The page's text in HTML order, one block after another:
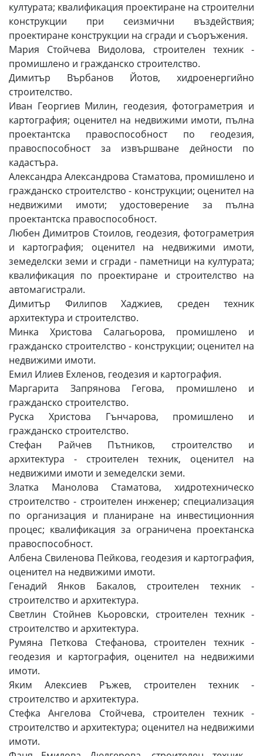
културата; квалификация проектиране на строителни
конструкции при сеизмични въздействия;
проектиране конструкции на сгради и съоръжения.
Мария Стойчева Видолова, строителен техник -
промишлено и гражданско строителство.
Димитър Върбанов Йотов, хидроенергийно
строителство.
Иван Георгиев Милин, геодезия, фотограметрия и
картография; оценител на недвижими имоти, пълна
проектантска правоспособност по геодезия,
правоспособност за извършване дейности по
кадастъра.
Александра Александрова Стаматова, промишлено и
гражданско строителство - конструкции; оценител на
недвижими имоти; удостоверение за пълна
проектантска правоспособност.
Любен Димитров Стоилов, геодезия, фотограметрия
и картография; оценител на недвижими имоти,
земеделски земи и сгради - паметници на културата;
квалификация по проектиране и строителство на
автомагистрали.
Димитър Филипов Хаджиев, среден техник
архитектура и строителство.
Минка Христова Салагьорова, промишлено и
гражданско строителство - конструкции; оценител на
недвижими имоти.
Емил Илиев Ехленов, геодезия и картография.
Маргарита Запрянова Гегова, промишлено и
гражданско строителство.
Руска Христова Гънчарова, промишлено и
гражданско строителство.
Стефан Райчев Пътников, строителство и
архитектура - строителен техник, оценител на
недвижими имоти и земеделски земи.
Златка Манолова Стаматова, хидротехническо
строителство - строителен инженер; специализация
по организация и планиране на инвестиционния
процес; квалификация за ограничена проектанска
правоспособност.
Албена Свиленова Пейкова, геодезия и картография,
оценител на недвижими имоти.
Генадий Янков Бакалов, строителен техник -
строителство и архитектура.
Светлин Стойнев Кьоровски, строителен техник -
строителство и архитектура.
Румяна Петкова Стефанова, строителен техник -
геодезия и картография, оценител на недвижими
имоти.
Яким Алексиев Ръжев, строителен техник -
строителство и архитектура.
Стефка Ангелова Стойчева, строителен техник -
строителство и архитектура; оценител на недвижими
имоти.